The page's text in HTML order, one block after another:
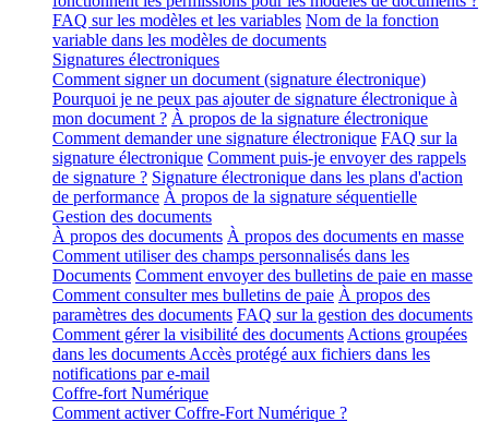
FAQ sur les modèles et les variables Nom de la fonction
variable dans les modèles de documents
Signatures électroniques
Comment signer un document (signature électronique)
Pourquoi je ne peux pas ajouter de signature électronique à
mon document ? À propos de la signature électronique
Comment demander une signature électronique FAQ sur la
signature électronique Comment puis-je envoyer des rappels
de signature ? Signature électronique dans les plans d'action
de performance À propos de la signature séquentielle
Gestion des documents
À propos des documents À propos des documents en masse
Comment utiliser des champs personnalisés dans les
Documents Comment envoyer des bulletins de paie en masse
Comment consulter mes bulletins de paie À propos des
paramètres des documents FAQ sur la gestion des documents
Comment gérer la visibilité des documents Actions groupées
dans les documents Accès protégé aux fichiers dans les
notifications par e-mail
Coffre-fort Numérique
Comment activer Coffre-Fort Numérique ?